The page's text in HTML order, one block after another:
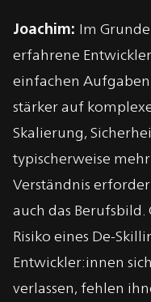
Joachim: Im
erfahrene
einfachen
stärker auf
Skalierung,
typischerweise
Verständnis
auch das
Risiko eines De-
Entwickler:innen
verlassen, fehlen